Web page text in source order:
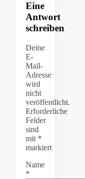
Eine
Antwort
schreiben
Deine
E-
Mail-
Adresse
wird
nicht
veröffentlicht.
Erforderliche
Felder
sind
mit *
markiert
Name
*